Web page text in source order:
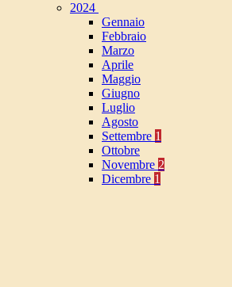
2024
Gennaio
Febbraio
Marzo
Aprile
Maggio
Giugno
Luglio
Agosto
Settembre 1
Ottobre
Novembre 2
Dicembre 1